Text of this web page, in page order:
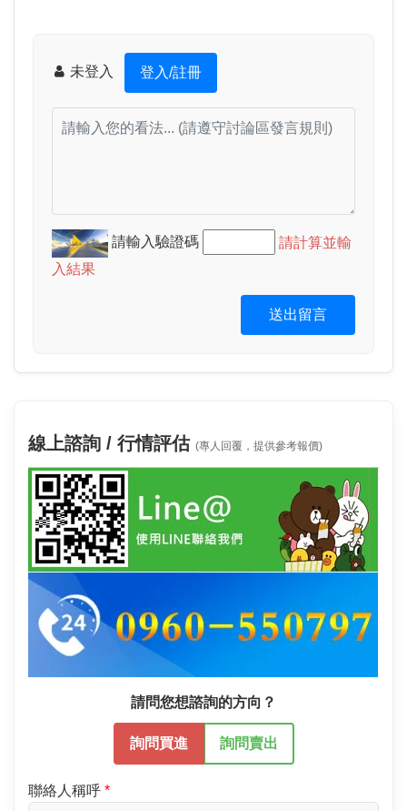
未登入 登入/註冊
請輸入驗證碼
請計算並輸
入結果
送出留言
線上諮詢 / 行情評估 (專人回覆，提供參考報價)
請問您想諮詢的方向？
詢問買進 詢問賣出
聯絡人稱呼